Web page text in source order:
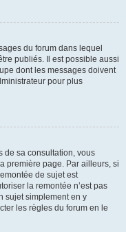
du forum dans lequel
publiés. Il est possible aussi
dont les messages doivent
pour plus
de sa consultation, vous
première page. Par ailleurs, si
de sujet est
la remontée n’est pas
sujet simplement en y
les règles du forum en le